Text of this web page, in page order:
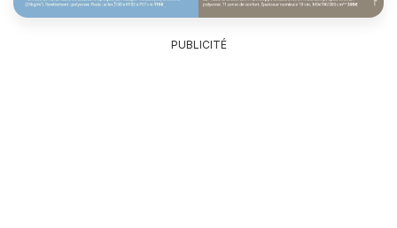
PUBLICITÉ